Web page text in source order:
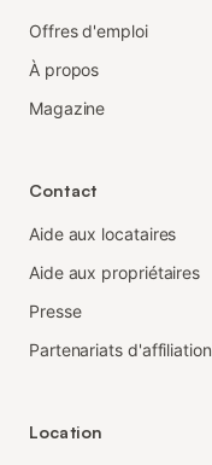
Offres d'emploi
À propos
Magazine
Contact
Aide aux locataires
Aide aux propriétaires
Presse
Partenariats d'affiliation
Location